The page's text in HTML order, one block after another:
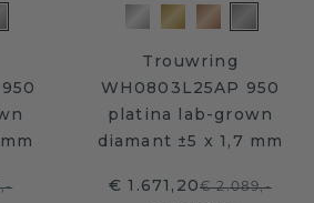
Trouwring
WH0803L25AP 950
platina lab-grown
diamant ±5 x 1,7 mm
€ 1.671,20€ 2.089,-